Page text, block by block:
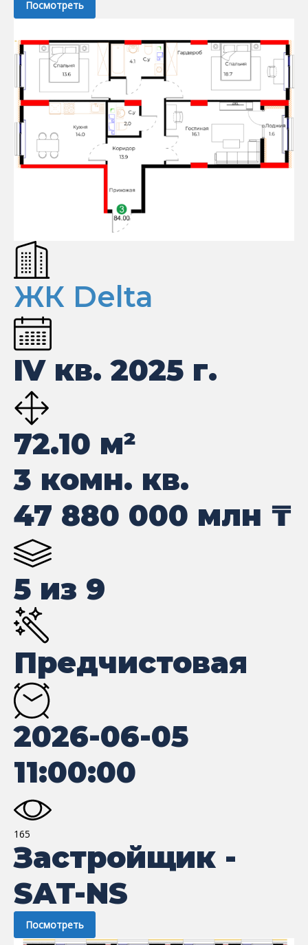
Посмотреть
ЖК Delta
IV кв. 2025 г.
72.10 м²
3 комн. кв.
47 880 000 млн ₸
5 из 9
Предчистовая
2026-06-05
11:00:00
165
Застройщик -
SAT-NS
Посмотреть